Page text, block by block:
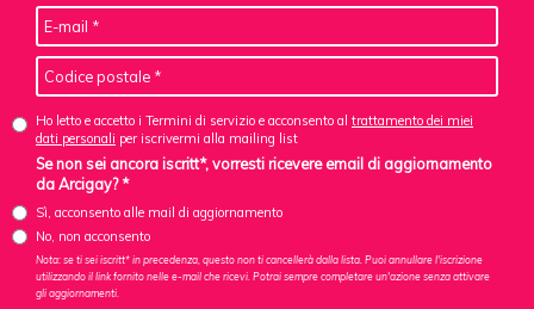
Ho letto e accetto i Termini di servizio e acconsento al trattamento dei miei
dati personali per iscrivermi alla mailing list
Se non sei ancora iscritt*, vorresti ricevere email di aggiornamento
da Arcigay? *
Sì, acconsento alle mail di aggiornamento
No, non acconsento
Nota: se ti sei iscritt* in precedenza, questo non ti cancellerà dalla lista. Puoi annullare l'iscrizione
utilizzando il link fornito nelle e-mail che ricevi. Potrai sempre completare un'azione senza attivare
gli aggiornamenti.